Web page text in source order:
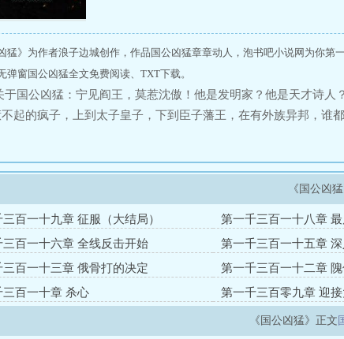
猛》为作者浪子边城创作，作品国公凶猛章章动人，泡书吧小说网为你第
弹窗国公凶猛全文免费阅读、TXT下载。
于国公凶猛：宁见阎王，莫惹沈傲！他是发明家？他是天才诗人
起的疯子，上到太子皇子，下到臣子藩王，在有外族异邦，谁
一样的历史。爽文，打脸文、希望博您一乐浪子便知足喜乐矣
《国公凶
百一十九章 征服（大结局） 第一千三百一十八章
三百一十六章 全线反击开始
第一千三百一十五章
三百一十三章 俄骨打的决定
第一千三百一十二章
三百一十章 杀心
第一千三百零九章 迎
《国公凶猛》正文